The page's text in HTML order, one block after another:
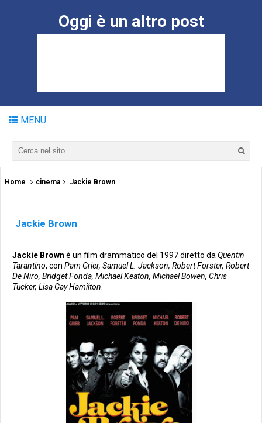
Oggi è un altro post
MENU
Home cinema Jackie Brown
Jackie Brown
Jackie Brown è un film drammatico del 1997 diretto da Quentin
Tarantino, con Pam Grier, Samuel L. Jackson, Robert Forster, Robert
De Niro, Bridget Fonda, Michael Keaton, Michael Bowen, Chris
Tucker, Lisa Gay Hamilton